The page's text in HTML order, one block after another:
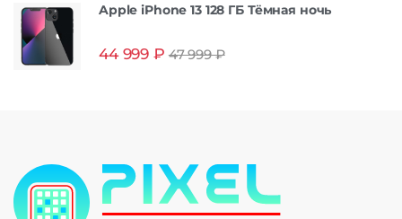
Apple iPhone 13 128 ГБ Тёмная ночь
44 999 ₽ 47 999₽